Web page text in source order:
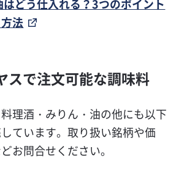
どう仕入れる？3つのポイント
法
スで注文可能な調味料
理酒・みりん・油の他にも以下
ています。取り扱い銘柄や価
お問合せください。